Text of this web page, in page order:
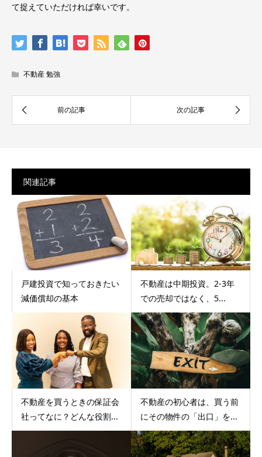
て捉えていただければ幸いです。
不動産 勉強
関連記事
戸建投資で知っておきたい
減価償却の基本
不動産は中期投資。2-3年
での売却ではなく、5...
不動産を買うときの保証会
社ってなに？どんな役割...
不動産の初心者は、買う前
にその物件の「出口」を...